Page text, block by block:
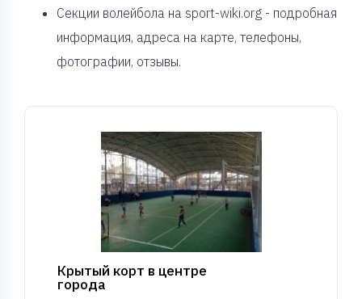
Секции волейбола на sport-wiki.org - подробная
информация, адреса на карте, телефоны,
фотографии, отзывы.
Крытый корт в центре
города